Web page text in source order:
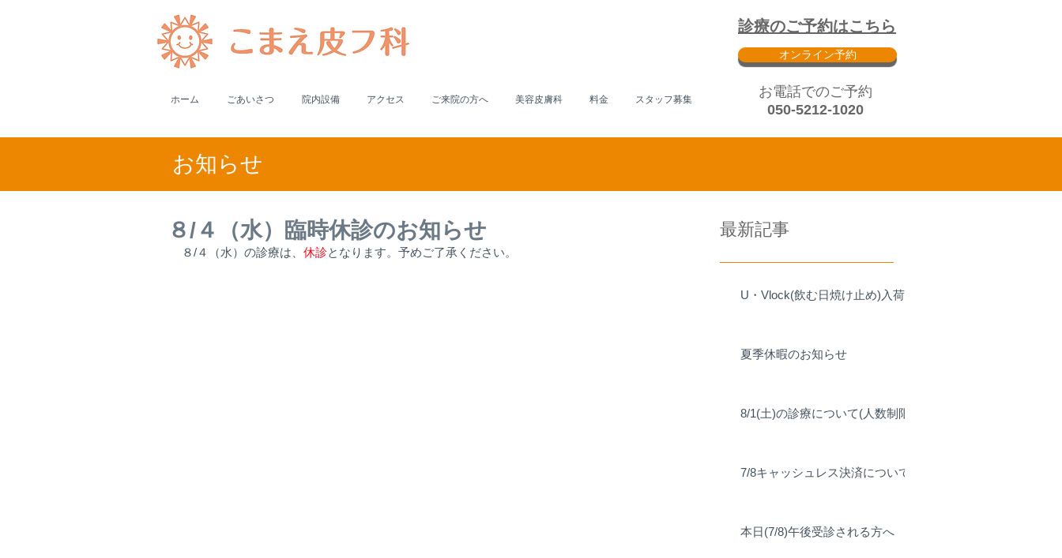
診療のご予約はこちら
オンライン予約
​お電話でのご予約
050-5212-1020
ホーム ごあいさつ 院内設備 アクセス ご来院の方へ 美容皮膚科 料金 スタッフ募集
​お知らせ
８/４（水）臨時休診のお知らせ
８/４（水）の診療は、 休診となります。予めご了承ください。
最新記事
U・Vlock(飲む日焼け止め)入荷
夏季休暇のお知らせ
8/1(土)の診療について(人数制限)
7/8キャッシュレス決済について
本日(7/8)午後受診される方へ